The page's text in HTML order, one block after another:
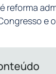
reforma
e